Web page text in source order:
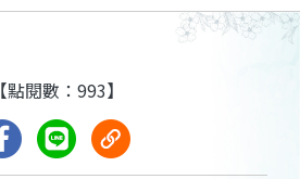
【點閱數：993】